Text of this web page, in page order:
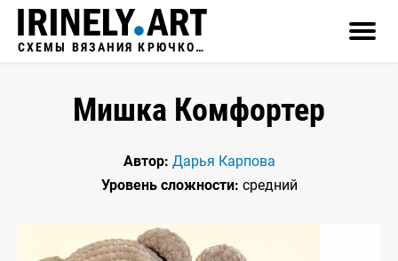
СХЕМЫ ВЯЗАНИЯ КРЮЧКОМ
Мишка Комфортер
Автор: Дарья Карпова
Уровень сложности: средний